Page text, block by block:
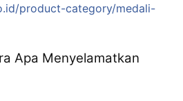
product-category/medali-
Apa Menyelamatkan